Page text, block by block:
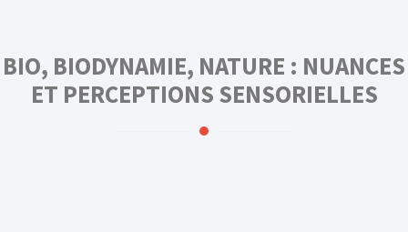
BIO, BIODYNAMIE, NATURE : NUANCES
ET PERCEPTIONS SENSORIELLES